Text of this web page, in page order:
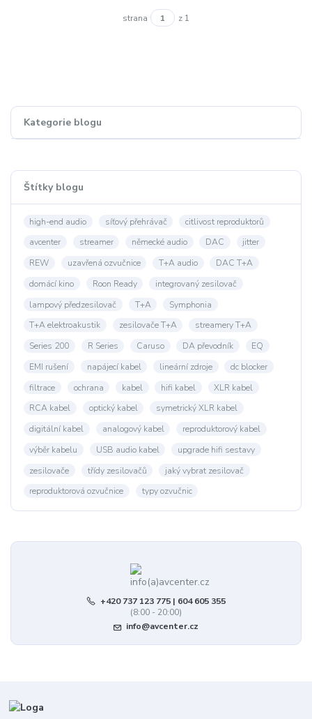
Kategorie blogu
Štítky blogu
high-end audio síťový přehrávač
citlivost reproduktorů
avcenter
streamer německé audio DAC
jitter
REW
uzavřená ozvučnice T+A audio
DAC T+A
domácí kino
Roon Ready
integrovaný zesilovač
lampový předzesilovač
T+A
Symphonia
T+A elektroakustik
zesilovače T+A
streamery T+A
Series 200
R Series Caruso DA převodník
EQ
EMI rušení
napájecí kabel lineární zdroje
dc blocker
filtrace
ochrana kabel hifi kabel
XLR kabel
RCA kabel
optický kabel
symetrický XLR kabel
digitální kabel
analogový kabel
reproduktorový kabel
výběr kabelu
USB audio kabel
upgrade hifi sestavy
zesilovače
třídy zesilovačů
jaký vybrat zesilovač
reproduktorová ozvučnice
typy ozvučnic
+420 737 123 775 | 604 605 355
(8:00 - 20:00)
info@avcenter.cz
strana z 1